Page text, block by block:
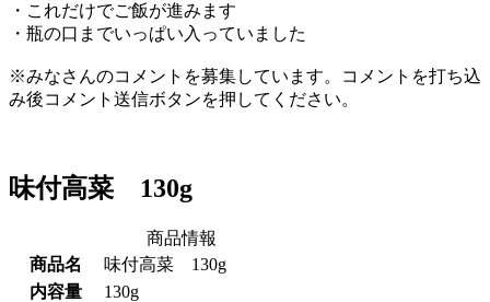
・これだけでご飯が進みます
・瓶の口までいっぱい入っていました
※みなさんのコメントを募集しています。コメントを打ち込
み後コメント送信ボタンを押してください。
味付高菜 130g
商品情報
商品名
味付高菜 130g
内容量
130g